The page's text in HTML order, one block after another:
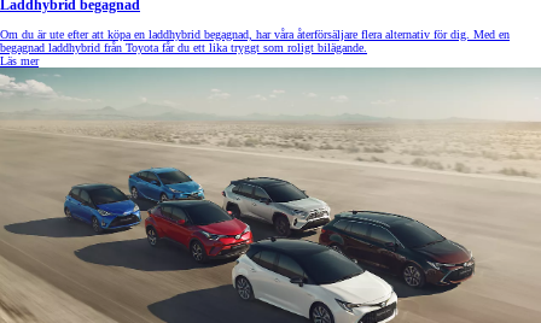
Laddhybrid begagnad
Om du är ute efter att köpa en laddhybrid begagnad, har våra återförsäljare flera alternativ för dig. Med en
begagnad laddhybrid från Toyota får du ett lika tryggt som roligt bilägande.
Läs mer